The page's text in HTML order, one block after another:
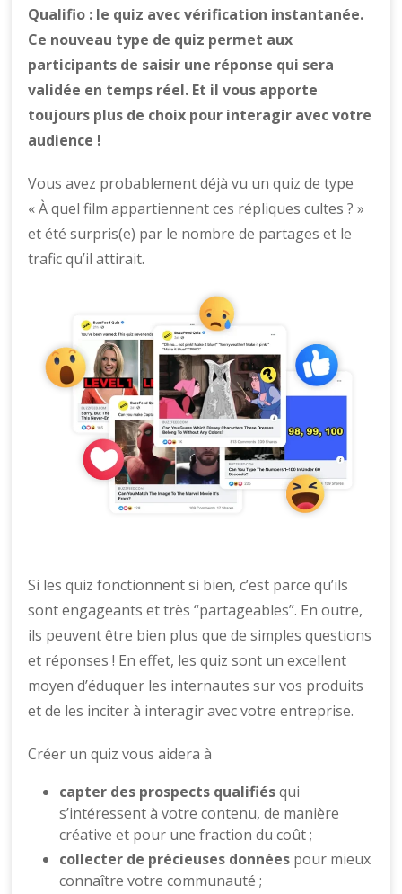
Qualifio : le quiz avec vérification instantanée.
Ce nouveau type de quiz permet aux
participants de saisir une réponse qui sera
validée en temps réel. Et il vous apporte
toujours plus de choix pour interagir avec votre
audience !
Vous avez probablement déjà vu un quiz de type
« À quel film appartiennent ces répliques cultes ? »
et été surpris(e) par le nombre de partages et le
trafic qu’il attirait.
Si les quiz fonctionnent si bien, c’est parce qu’ils
sont engageants et très “partageables”. En outre,
ils peuvent être bien plus que de simples questions
et réponses ! En effet, les quiz sont un excellent
moyen d’éduquer les internautes sur vos produits
et de les inciter à interagir avec votre entreprise.
Créer un quiz vous aidera à
capter des prospects qualifiésqui
s’intéressent à votre contenu, de manière
créative et pour une fraction du coût ;
collecter de précieuses données pour mieux
connaître votre communauté ;